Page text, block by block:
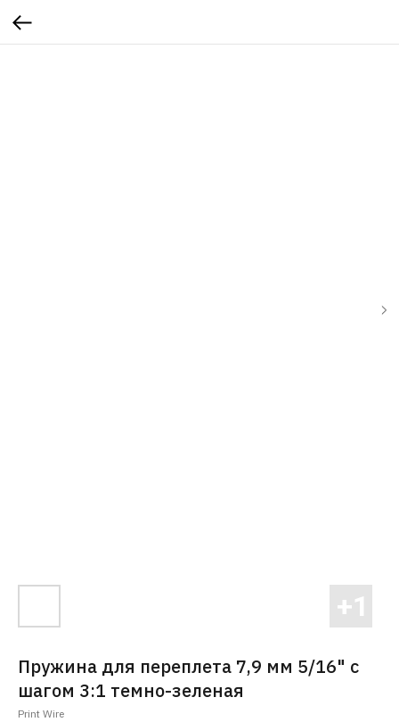
Пружина для переплета 7,9 мм 5/16" с
шагом 3:1 темно-зеленая
Print Wire